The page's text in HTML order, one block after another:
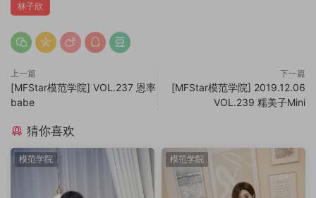
林子欣
上一篇
[MFStar模范学院] VOL.237 恩率
babe
下一篇
[MFStar模范学院] 2019.12.06
VOL.239 糯美子Mini
猜你喜欢
模范学院 模范学院